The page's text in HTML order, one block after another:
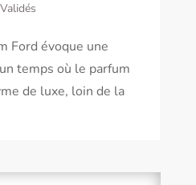
Ford évoque une
temps où le parfum
de luxe, loin de la